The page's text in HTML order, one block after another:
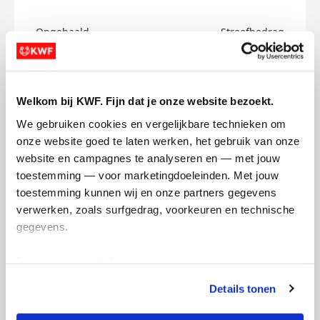
Welkom bij KWF. Fijn dat je onze website bezoekt.
We gebruiken cookies en vergelijkbare technieken om
onze website goed te laten werken, het gebruik van onze
website en campagnes te analyseren en — met jouw
toestemming — voor marketingdoeleinden. Met jouw
toestemming kunnen wij en onze partners gegevens
verwerken, zoals surfgedrag, voorkeuren en technische
gegevens.
tonen. Je kunt je toestemming op elk moment wijzigen of
intrekken via Cookie instellingen onderaan de pagina. De
Details tonen
Opgehaald
€0
Streefbedrag
€750
Willem's badges